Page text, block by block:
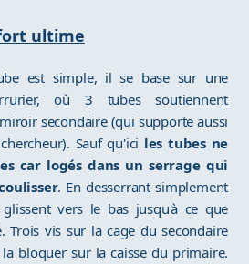
ultime
est simple, il se base sur une
où 3 tubes soutiennent
secondaire (qui supporte aussi
Sauf qu'ici les tubes ne
car logés dans un serrage qui
. En desserrant simplement
vers le bas jusqu'à ce que
Trois vis sur la cage du secondaire
bloquer sur la caisse du primaire.